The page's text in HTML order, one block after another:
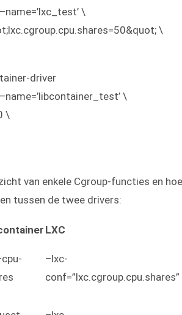
\
\
driver
\
\
van enkele Cgroup-functies en hoe
tussen de twee drivers:
LXC
–lxc-
conf=”lxc.cgroup.cpu.shares”